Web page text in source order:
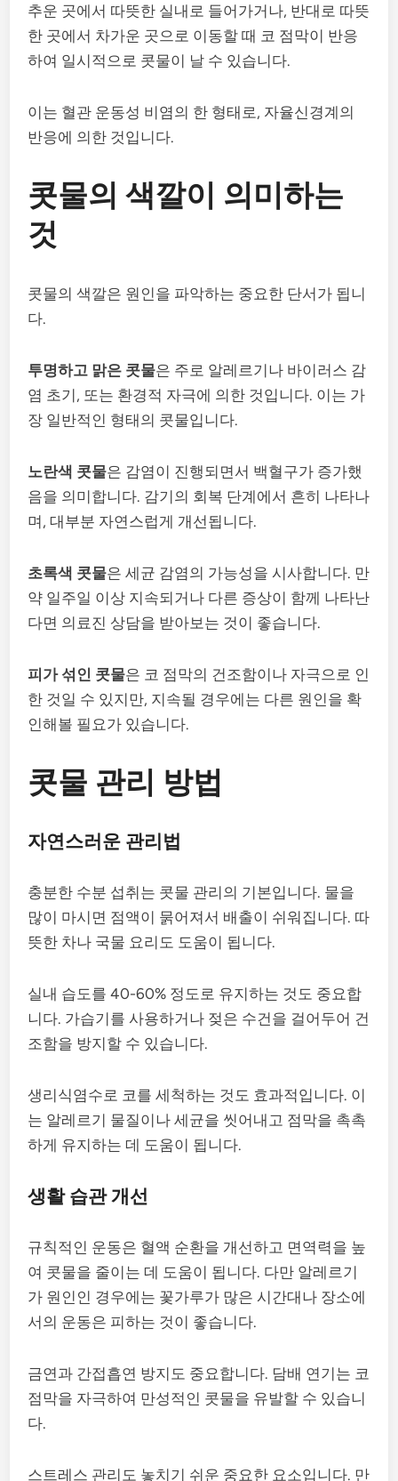
추운 곳에서 따뜻한 실내로 들어가거나, 반대로 따뜻
한 곳에서 차가운 곳으로 이동할 때 코 점막이 반응
하여 일시적으로 콧물이 날 수 있습니다.
이는 혈관 운동성 비염의 한 형태로, 자율신경계의
반응에 의한 것입니다.
콧물의 색깔이 의미하는
것
콧물의 색깔은 원인을 파악하는 중요한 단서가 됩니
다.
투명하고 맑은 콧물은 주로 알레르기나 바이러스 감
염 초기, 또는 환경적 자극에 의한 것입니다. 이는 가
장 일반적인 형태의 콧물입니다.
노란색 콧물은 감염이 진행되면서 백혈구가 증가했
음을 의미합니다. 감기의 회복 단계에서 흔히 나타나
며, 대부분 자연스럽게 개선됩니다.
초록색 콧물은 세균 감염의 가능성을 시사합니다. 만
약 일주일 이상 지속되거나 다른 증상이 함께 나타난
다면 의료진 상담을 받아보는 것이 좋습니다.
피가 섞인 콧물은 코 점막의 건조함이나 자극으로 인
한 것일 수 있지만, 지속될 경우에는 다른 원인을 확
인해볼 필요가 있습니다.
콧물 관리 방법
자연스러운 관리법
충분한 수분 섭취는 콧물 관리의 기본입니다. 물을
많이 마시면 점액이 묽어져서 배출이 쉬워집니다. 따
뜻한 차나 국물 요리도 도움이 됩니다.
실내 습도를 40-60% 정도로 유지하는 것도 중요합
니다. 가습기를 사용하거나 젖은 수건을 걸어두어 건
조함을 방지할 수 있습니다.
생리식염수로 코를 세척하는 것도 효과적입니다. 이
는 알레르기 물질이나 세균을 씻어내고 점막을 촉촉
하게 유지하는 데 도움이 됩니다.
생활 습관 개선
규칙적인 운동은 혈액 순환을 개선하고 면역력을 높
여 콧물을 줄이는 데 도움이 됩니다. 다만 알레르기
가 원인인 경우에는 꽃가루가 많은 시간대나 장소에
서의 운동은 피하는 것이 좋습니다.
금연과 간접흡연 방지도 중요합니다. 담배 연기는 코
점막을 자극하여 만성적인 콧물을 유발할 수 있습니
다.
스트레스 관리도 놓치기 쉬운 중요한 요소입니다. 만